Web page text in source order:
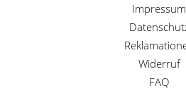
Impressum
Widerruf
FAQ